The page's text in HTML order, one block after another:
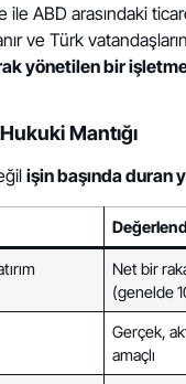
ile ABD arasındaki
ve Türk
yönetilen bir
Mantığı
işin başında duran
Net bir
(genelde
Gerçek,
amaçlı